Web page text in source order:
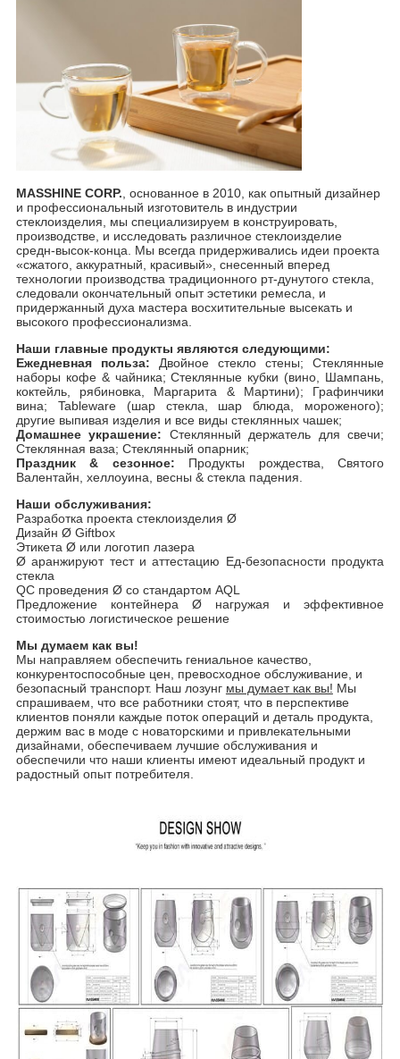
MASSHINE CORP., основанное в 2010, как опытный дизайнер
и профессиональный изготовитель в индустрии
стеклоизделия, мы специализируем в конструировать,
производстве, и исследовать различное стеклоизделие
средн-высок-конца. Мы всегда придерживались идеи проекта
«сжатого, аккуратный, красивый», снесенный вперед
технологии производства традиционного рт-дунутого стекла,
следовали окончательный опыт эстетики ремесла, и
придержанный духа мастера восхитительные высекать и
высокого профессионализма.
Наши главные продукты являются следующими:
Ежедневная польза: Двойное стекло стены; Стеклянные
наборы кофе & чайника; Стеклянные кубки (вино, Шампань,
коктейль, рябиновка, Маргарита & Мартини); Графинчики
вина; Tableware (шар стекла, шар блюда, мороженого);
другие выпивая изделия и все виды стеклянных чашек;
Домашнее украшение: Стеклянный держатель для свечи;
Стеклянная ваза; Стеклянный опарник;
Праздник & сезонное: Продукты рождества, Святого
Валентайн, хеллоуина, весны & стекла падения.
Наши обслуживания:
Разработка проекта стеклоизделия Ø
Дизайн Ø Giftbox
Этикета Ø или логотип лазера
Ø аранжируют тест и аттестацию Ед-безопасности продукта
стекла
QC проведения Ø со стандартом AQL
Предложение контейнера Ø нагружая и эффективное
стоимостью логистическое решение
Мы думаем как вы!
Мы направляем обеспечить гениальное качество,
конкурентоспособные цен, превосходное обслуживание, и
безопасный транспорт. Наш лозунг мы думает как вы! Мы
спрашиваем, что все работники стоят, что в перспективе
клиентов поняли каждые поток операций и деталь продукта,
держим вас в моде с новаторскими и привлекательными
дизайнами, обеспечиваем лучшие обслуживания и
обеспечили что наши клиенты имеют идеальный продукт и
радостный опыт потребителя.